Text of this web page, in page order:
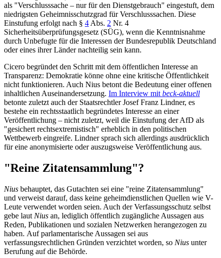
als "Verschlusssache – nur für den Dienstgebrauch" eingestuft, dem
niedrigsten Geheimnisschutzgrad für Verschlusssachen. Diese
Einstufung erfolgt nach § 4 Abs. 2 Nr. 4
Sicherheitsüberprüfungsgesetz (SÜG), wenn die Kenntnisnahme
durch Unbefugte für die Interessen der Bundesrepublik Deutschland
oder eines ihrer Länder nachteilig sein kann.
Cicero begründet den Schritt mit dem öffentlichen Interesse an
Transparenz: Demokratie könne ohne eine kritische Öffentlichkeit
nicht funktionieren. Auch Nius betont die Bedeutung einer offenen
inhaltlichen Auseinandersetzung. Im Interview mit beck-aktuell
betonte zuletzt auch der Staatsrechtler Josef Franz Lindner, es
bestehe ein rechtsstaatlich begründetes Interesse an einer
Veröffentlichung – nicht zuletzt, weil die Einstufung der AfD als
"gesichert rechtsextremistisch" erheblich in den politischen
Wettbewerb eingreife. Lindner sprach sich allerdings ausdrücklich
für eine anonymisierte oder auszugsweise Veröffentlichung aus.
"Reine Zitatensammlung"?
Nius behauptet, das Gutachten sei eine "reine Zitatensammlung"
und verweist darauf, dass keine geheimdienstlichen Quellen wie V-
Leute verwendet worden seien. Auch der Verfassungsschutz selbst
gebe laut Nius an, lediglich öffentlich zugängliche Aussagen aus
Reden, Publikationen und sozialen Netzwerken herangezogen zu
haben. Auf parlamentarische Aussagen sei aus
verfassungsrechtlichen Gründen verzichtet worden, so Nius unter
Berufung auf die Behörde.